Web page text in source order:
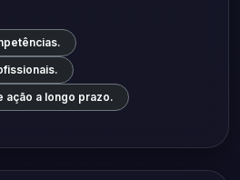
ação a longo prazo.